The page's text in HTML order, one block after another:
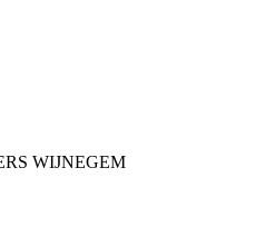
WIJNEGEM